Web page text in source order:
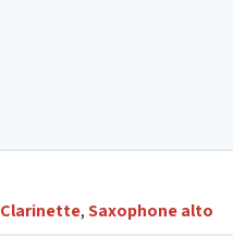
Clarinette,Saxophone alto